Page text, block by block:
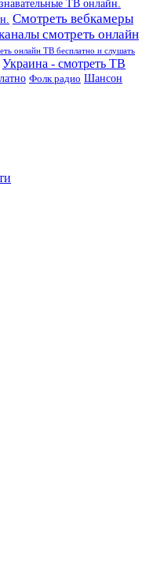
ТВ онлайн.
Смотреть вебкамеры
смотреть онлайн
онлайн ТВ бесплатно и слушать
Украина - смотреть ТВ
Фолк радио Шансон